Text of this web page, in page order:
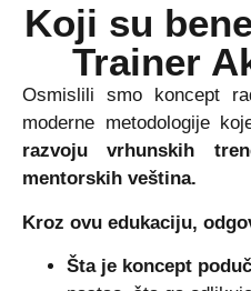
Koji su
Trainer
Osmislili smo koncept
moderne metodologije
razvoju vrhunskih
mentorskih veština.
Kroz ovu edukaciju,
Šta je koncept